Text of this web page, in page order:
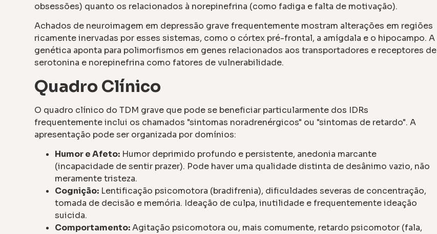
obsessões) quanto os relacionados à norepinefrina (como fadiga e falta de motivação).
Achados de neuroimagem em depressão grave frequentemente mostram alterações em regiões
ricamente inervadas por esses sistemas, como o córtex pré-frontal, a amígdala e o hipocampo. A
genética aponta para polimorfismos em genes relacionados aos transportadores e receptores de
serotonina e norepinefrina como fatores de vulnerabilidade.
Quadro Clínico
O quadro clínico do TDM grave que pode se beneficiar particularmente dos IDRs
frequentemente inclui os chamados "sintomas noradrenérgicos" ou "sintomas de retardo". A
apresentação pode ser organizada por domínios:
Humor e Afeto: Humor deprimido profundo e persistente, anedonia marcante
(incapacidade de sentir prazer). Pode haver uma qualidade distinta de desânimo vazio, não
meramente tristeza.
Cognição: Lentificação psicomotora (bradifrenia), dificuldades severas de concentração,
tomada de decisão e memória. Ideação de culpa, inutilidade e frequentemente ideação
suicida.
Comportamento:Agitação psicomotora ou, mais comumente, retardo psicomotor (fala,